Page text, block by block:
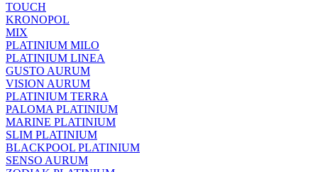
TOUCH
KRONOPOL
MIX
PLATINIUM MILO
PLATINIUM LINEA
GUSTO AURUM
VISION AURUM
PLATINIUM TERRA
PALOMA PLATINIUM
MARINE PLATINIUM
SLIM PLATINIUM
BLACKPOOL PLATINIUM
SENSO AURUM